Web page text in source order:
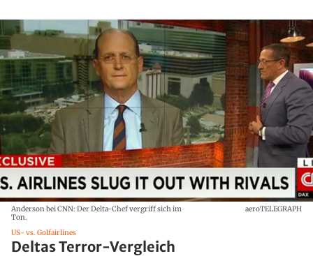
Anderson bei CNN: Der Delta-Chef vergriff sich im
Ton.
aeroTELEGRAPH
US- vs. Golfairlines
Deltas Terror-Vergleich